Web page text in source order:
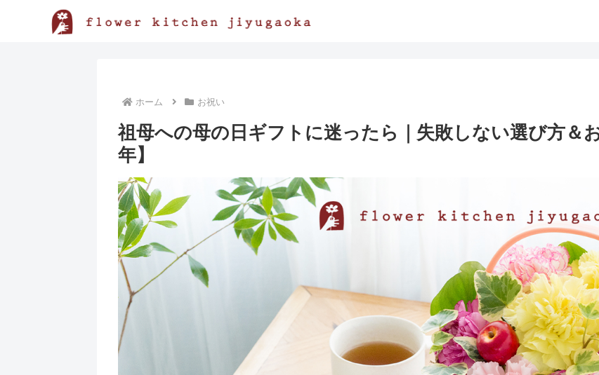
ホーム お祝い
祖母への母の日ギフトに迷ったら｜失敗しない選び方＆
年】